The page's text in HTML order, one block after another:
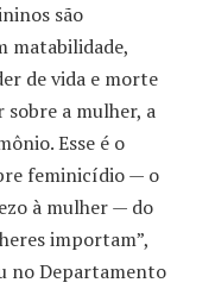
são
matabilidade,
de vida e morte
sobre a mulher, a
Esse é o
feminicídio — o
à mulher — do
importam”,
no Departamento